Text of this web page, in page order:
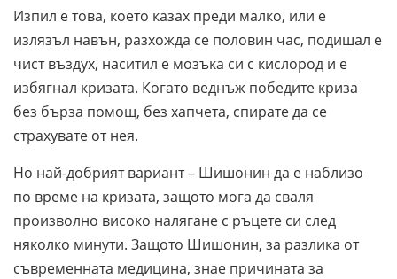
Изпил е това, което казах преди малко, или е
излязъл навън, разхожда се половин час, подишал е
чист въздух, наситил е мозъка си с кислород и е
избягнал кризата. Когато веднъж победите криза
без бърза помощ, без хапчета, спирате да се
страхувате от нея.
Но най-добрият вариант – Шишонин да е наблизо
по време на кризата, защото мога да сваля
произволно високо налягане с ръцете си след
няколко минути. Защото Шишонин, за разлика от
съвременната медицина, знае причината за